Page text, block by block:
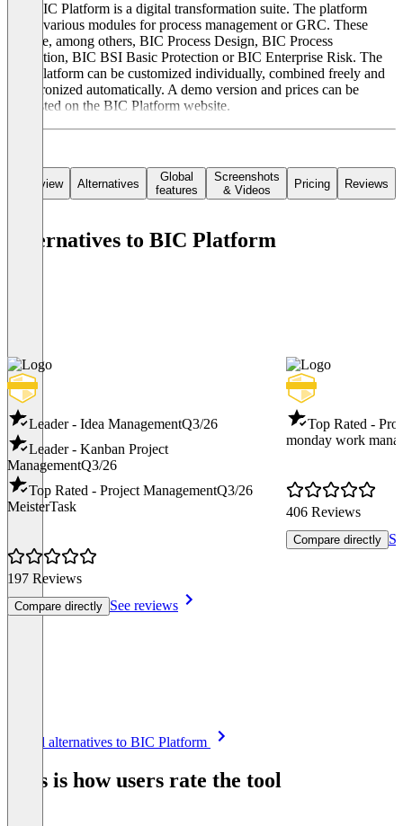
The BIC Platform is a digital transformation suite. The platform
offers various modules for process management or GRC. These
include, among others, BIC Process Design, BIC Process
Execution, BIC BSI Basic Protection or BIC Enterprise Risk. The
BIC Platform can be customized individually, combined freely and
synchronized automatically. A demo version and prices can be
requested on the BIC Platform website.
Overview Alternatives
Global
features
Screenshots
& Videos
Pricing Reviews
Alternatives to BIC Platform
Leader - Idea ManagementQ3/26
Leader - Kanban Project
ManagementQ3/26
Top Rated - Project ManagementQ3/26
MeisterTask
197 Reviews
Compare directly See reviews
Top Rated -
monday work
406 Reviews
Compare directly
See all alternatives to BIC Platform
This is how users rate the tool